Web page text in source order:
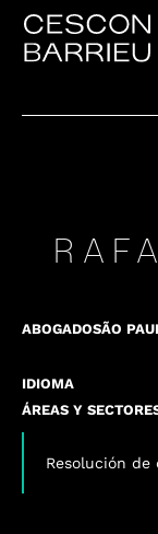
ABOGADOSÃO
IDIOMA
ÁREAS Y
Resolución de